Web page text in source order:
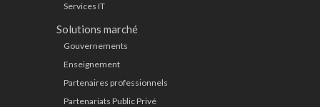
Services IT
Solutions marché
Gouvernements
Enseignement
Partenaires professionnels
Partenariats Public Privé